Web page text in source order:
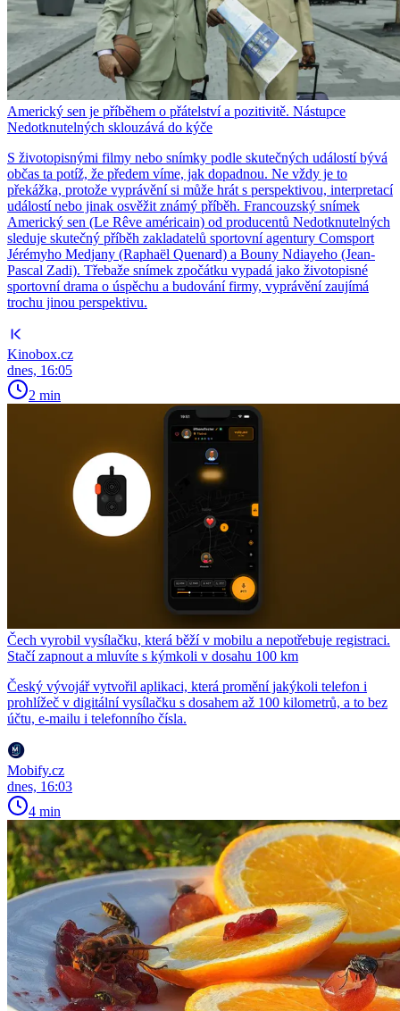
Americký sen je příběhem o přátelství a pozitivitě. Nástupce
Nedotknutelných sklouzává do kýče
S životopisnými filmy nebo snímky podle skutečných událostí bývá
občas ta potíž, že předem víme, jak dopadnou. Ne vždy je to
překážka, protože vyprávění si může hrát s perspektivou, interpretací
událostí nebo jinak osvěžit známý příběh. Francouzský snímek
Americký sen (Le Rêve américain) od producentů Nedotknutelných
sleduje skutečný příběh zakladatelů sportovní agentury Comsport
Jérémyho Medjany (Raphaël Quenard) a Bouny Ndiayeho (Jean-
Pascal Zadi). Třebaže snímek zpočátku vypadá jako životopisné
sportovní drama o úspěchu a budování firmy, vyprávění zaujímá
trochu jinou perspektivu.
Kinobox.cz
dnes, 16:05
2 min
Čech vyrobil vysílačku, která běží v mobilu a nepotřebuje registraci.
Stačí zapnout a mluvíte s kýmkoli v dosahu 100 km
Český vývojář vytvořil aplikaci, která promění jakýkoli telefon i
prohlížeč v digitální vysílačku s dosahem až 100 kilometrů, a to bez
účtu, e-mailu i telefonního čísla.
Mobify.cz
dnes, 16:03
4 min